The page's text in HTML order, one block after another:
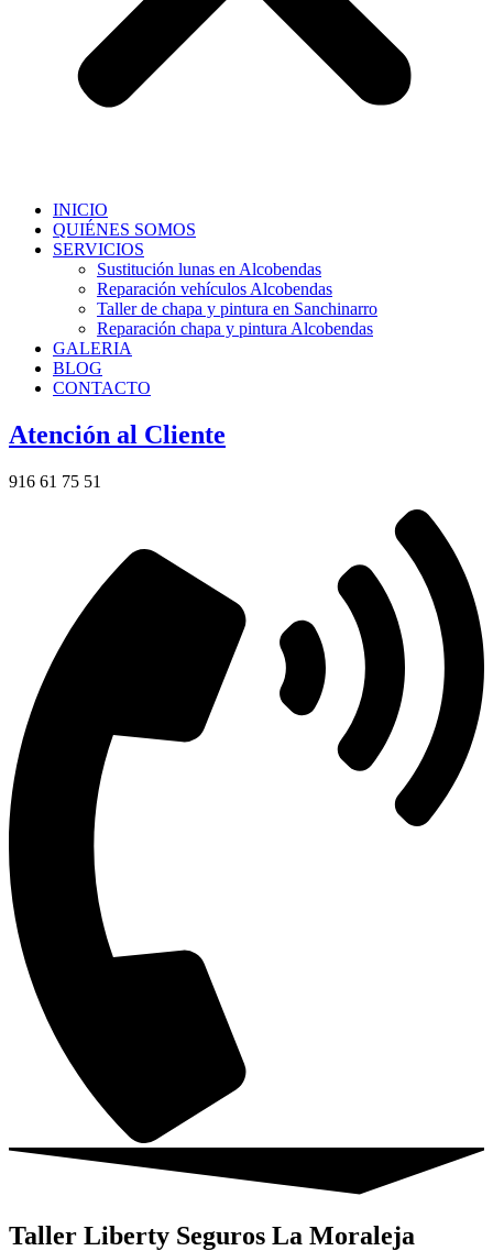
INICIO
QUIÉNES SOMOS
SERVICIOS
Sustitución lunas en Alcobendas
Reparación vehículos Alcobendas
Taller de chapa y pintura en Sanchinarro
Reparación chapa y pintura Alcobendas
GALERIA
BLOG
CONTACTO
Atención al Cliente
916 61 75 51
Taller Liberty Seguros La Moraleja